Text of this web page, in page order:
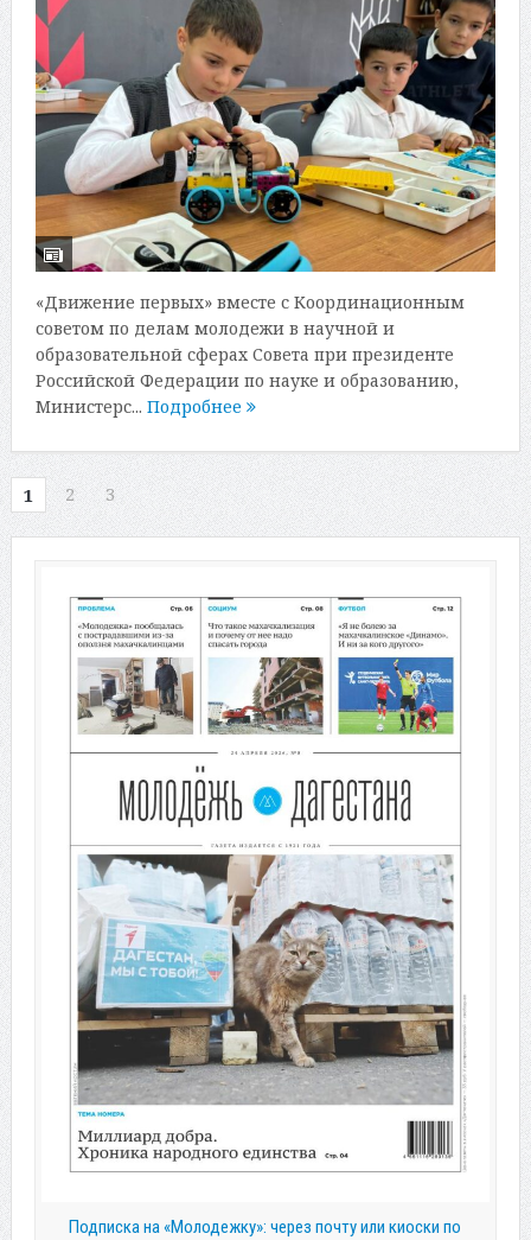
«Движение первых» вместе с Координационным
советом по делам молодежи в научной и
образовательной сферах Совета при президенте
Российской Федерации по науке и образованию,
Министерс... Подробнее
1 2 3
Подписка на «Молодежку»: через почту или киоски по